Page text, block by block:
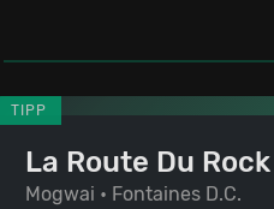
TIPP
La Route Du Rock
Mogwai • Fontaines D.C.